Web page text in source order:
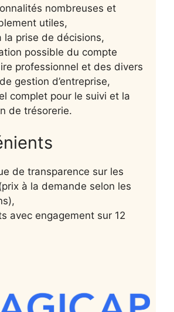
nombreuses et
utiles,
la prise de décisions,
possible du compte
professionnel et des divers
gestion d’entreprise,
complet pour le suivi et la
de trésorerie.
de transparence sur les
à la demande selon les
avec engagement sur 12